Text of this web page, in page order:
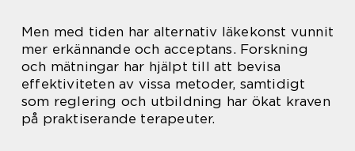
Men med tiden har alternativ läkekonst vunnit
mer erkännande och acceptans. Forskning
och mätningar har hjälpt till att bevisa
effektiviteten av vissa metoder, samtidigt
som reglering och utbildning har ökat kraven
på praktiserande terapeuter.